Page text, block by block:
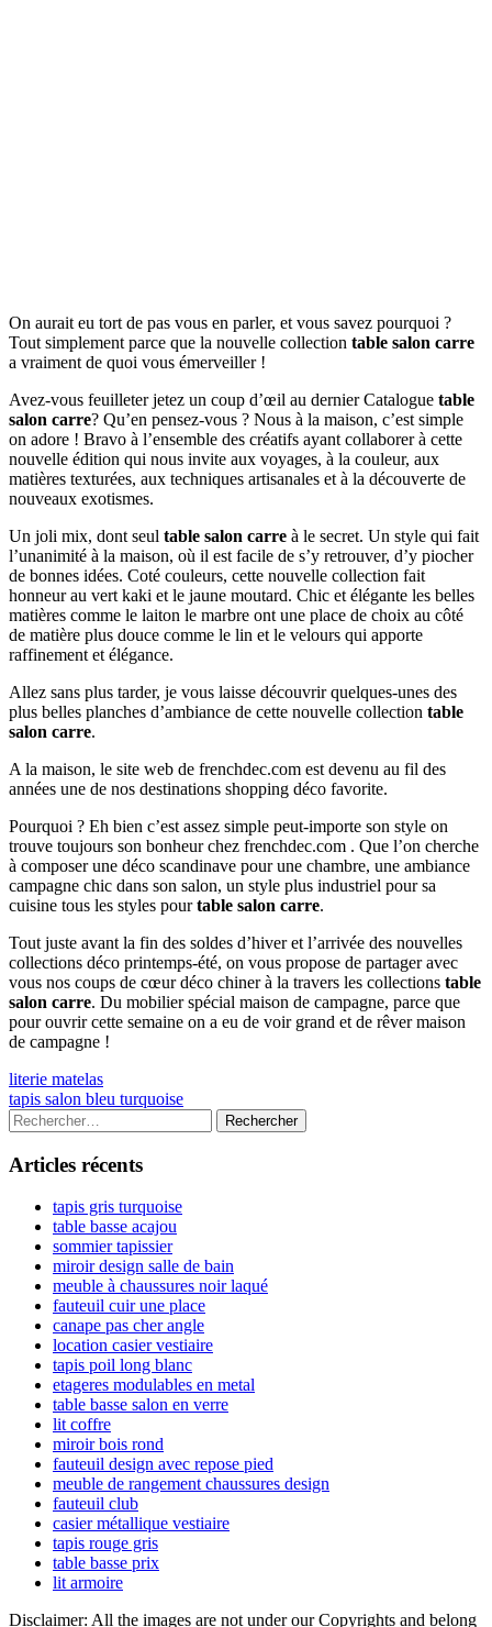
On aurait eu tort de pas vous en parler, et vous savez pourquoi ?
Tout simplement parce que la nouvelle collection table salon carre
a vraiment de quoi vous émerveiller !
Avez-vous feuilleter jetez un coup d’œil au dernier Catalogue table
salon carre? Qu’en pensez-vous ? Nous à la maison, c’est simple
on adore ! Bravo à l’ensemble des créatifs ayant collaborer à cette
nouvelle édition qui nous invite aux voyages, à la couleur, aux
matières texturées, aux techniques artisanales et à la découverte de
nouveaux exotismes.
Un joli mix, dont seul table salon carre à le secret. Un style qui fait
l’unanimité à la maison, où il est facile de s’y retrouver, d’y piocher
de bonnes idées. Coté couleurs, cette nouvelle collection fait
honneur au vert kaki et le jaune moutard. Chic et élégante les belles
matières comme le laiton le marbre ont une place de choix au côté
de matière plus douce comme le lin et le velours qui apporte
raffinement et élégance.
Allez sans plus tarder, je vous laisse découvrir quelques-unes des
plus belles planches d’ambiance de cette nouvelle collection table
salon carre.
A la maison, le site web de frenchdec.com est devenu au fil des
années une de nos destinations shopping déco favorite.
Pourquoi ? Eh bien c’est assez simple peut-importe son style on
trouve toujours son bonheur chez frenchdec.com . Que l’on cherche
à composer une déco scandinave pour une chambre, une ambiance
campagne chic dans son salon, un style plus industriel pour sa
cuisine tous les styles pourtable salon carre.
Tout juste avant la fin des soldes d’hiver et l’arrivée des nouvelles
collections déco printemps-été, on vous propose de partager avec
vous nos coups de cœur déco chiner à la travers les collections table
salon carre. Du mobilier spécial maison de campagne, parce que
pour ouvrir cette semaine on a eu de voir grand et de rêver maison
de campagne !
Navigation
de
l’article
Previous
article:
literie matelas
Next
article:
tapis salon bleu turquoise
Colonne
latérale
principale
Rechercher :
Articles récents
tapis gris turquoise
table basse acajou
sommier tapissier
miroir design salle de bain
meuble à chaussures noir laqué
fauteuil cuir une place
canape pas cher angle
location casier vestiaire
tapis poil long blanc
etageres modulables en metal
table basse salon en verre
lit coffre
miroir bois rond
fauteuil design avec repose pied
meuble de rangement chaussures design
fauteuil club
casier métallique vestiaire
tapis rouge gris
table basse prix
lit armoire
Disclaimer: All the images are not under our Copyrights and belong